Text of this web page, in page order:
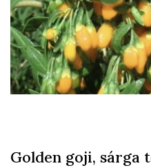
Golden goji, sárga